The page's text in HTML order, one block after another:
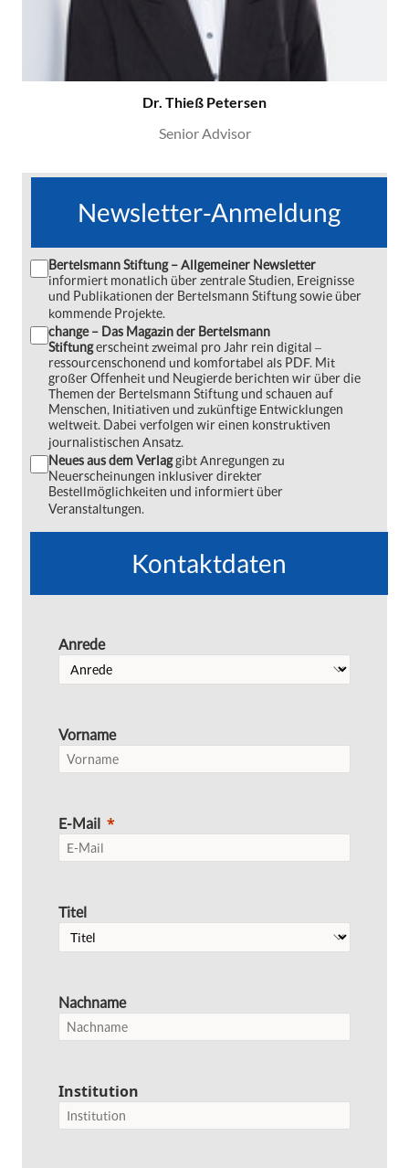
Dr. Thieß Petersen
Senior Advisor
Newsletter-Anmeldung
Bertelsmann Stiftung – Allgemeiner Newsletter
informiert monatlich über zentrale Studien, Ereignisse
und Publikationen der Bertelsmann Stiftung sowie über
kommende Projekte.
change – Das Magazin der Bertelsmann
Stiftungerscheint zweimal pro Jahr rein digital ‒
ressourcenschonend und komfortabel als PDF. Mit
großer Offenheit und Neugierde berichten wir über die
Themen der Bertelsmann Stiftung und schauen auf
Menschen, Initiativen und zukünftige Entwicklungen
weltweit. Dabei verfolgen wir einen konstruktiven
journalistischen Ansatz.
Neues aus dem Verlaggibt Anregungen zu
Neuerscheinungen inklusiver direkter
Bestellmöglichkeiten und informiert über
Veranstaltungen.
Kontaktdaten
Anrede
Vorname
E-Mail
Titel
Nachname
Institution